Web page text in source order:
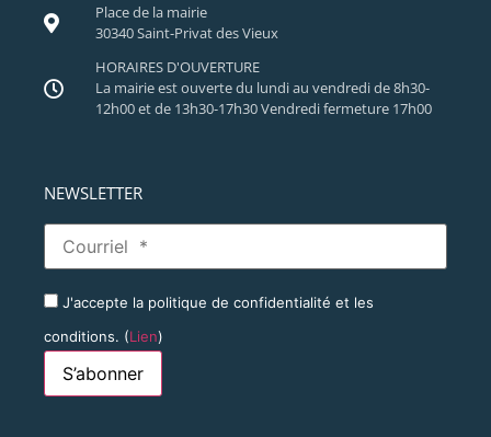
Place de la mairie
30340 Saint-Privat des Vieux
HORAIRES D'OUVERTURE
La mairie est ouverte du lundi au vendredi de 8h30-
12h00 et de 13h30-17h30 Vendredi fermeture 17h00
NEWSLETTER
J'accepte la politique de confidentialité et les
conditions. (Lien)